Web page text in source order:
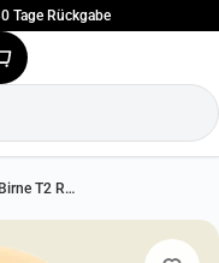
Tage Rückgabe
Aqara Smarte E27 Birne T2 RGB CCT